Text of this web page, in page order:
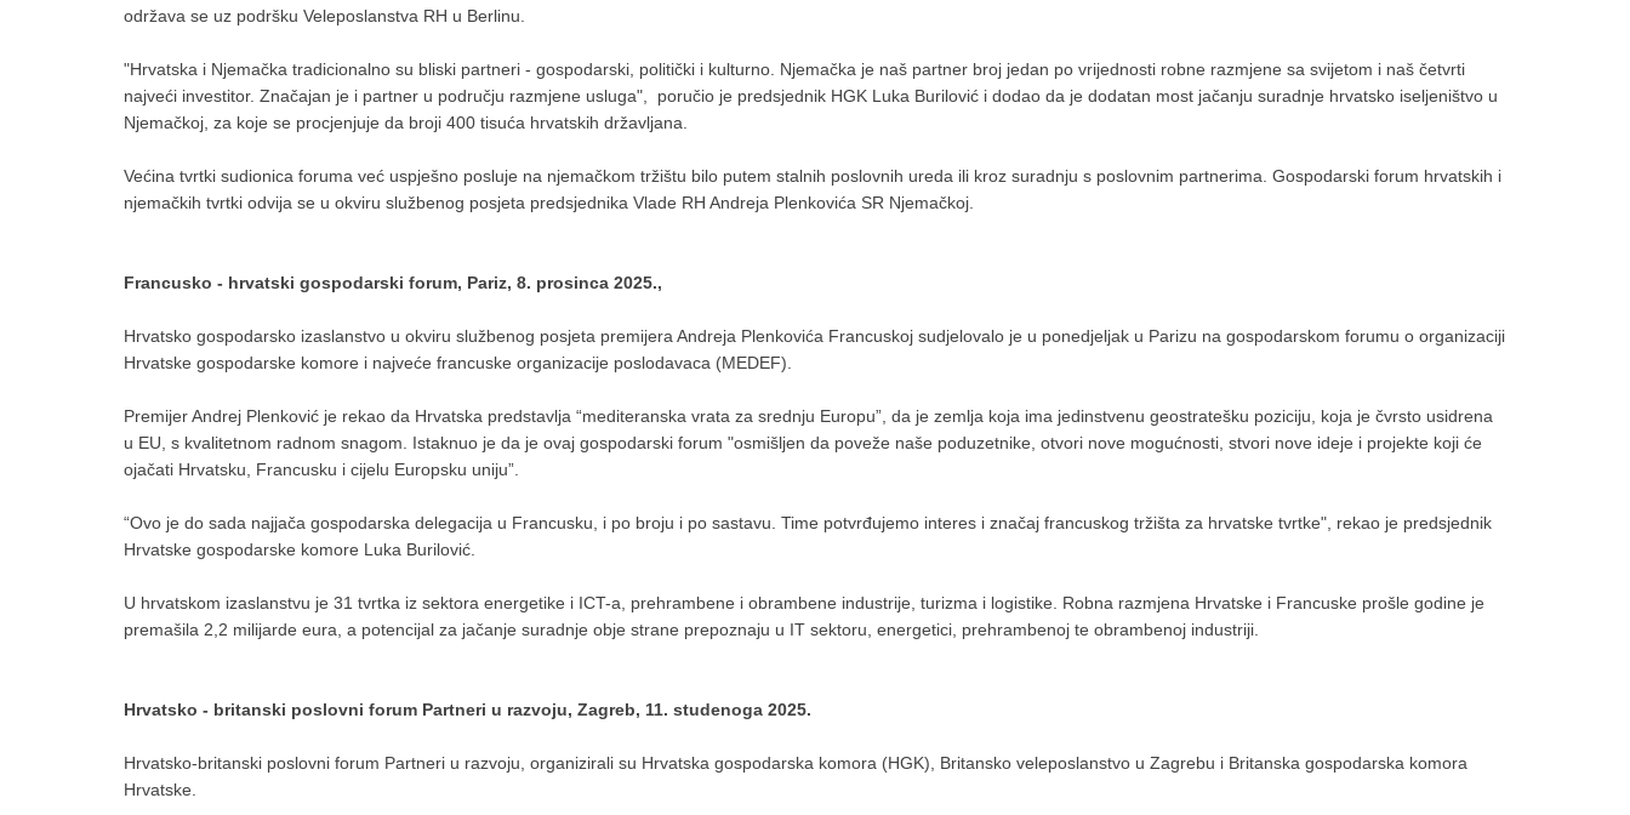
održava se uz podršku Veleposlanstva RH u Berlinu.
"Hrvatska i Njemačka tradicionalno su bliski partneri - gospodarski, politički i kulturno. Njemačka je naš partner broj jedan po vrijednosti robne razmjene sa svijetom i naš četvrti
najveći investitor. Značajan je i partner u području razmjene usluga", poručio je predsjednik HGK Luka Burilović i dodao da je dodatan most jačanju suradnje hrvatsko iseljeništvo u
Njemačkoj, za koje se procjenjuje da broji 400 tisuća hrvatskih državljana.
Većina tvrtki sudionica foruma već uspješno posluje na njemačkom tržištu bilo putem stalnih poslovnih ureda ili kroz suradnju s poslovnim partnerima. Gospodarski forum hrvatskih i
njemačkih tvrtki odvija se u okviru službenog posjeta predsjednika Vlade RH Andreja Plenkovića SR Njemačkoj.
Francusko - hrvatski gospodarski forum, Pariz, 8. prosinca 2025.,
Hrvatsko gospodarsko izaslanstvo u okviru službenog posjeta premijera Andreja Plenkovića Francuskoj sudjelovalo je u ponedjeljak u Parizu na gospodarskom forumu o organizaciji
Hrvatske gospodarske komore i najveće francuske organizacije poslodavaca (MEDEF).
Premijer Andrej Plenković je rekao da Hrvatska predstavlja “mediteranska vrata za srednju Europu”, da je zemlja koja ima jedinstvenu geostratešku poziciju, koja je čvrsto usidrena
u EU, s kvalitetnom radnom snagom. Istaknuo je da je ovaj gospodarski forum "osmišljen da poveže naše poduzetnike, otvori nove mogućnosti, stvori nove ideje i projekte koji će
ojačati Hrvatsku, Francusku i cijelu Europsku uniju”.
“Ovo je do sada najjača gospodarska delegacija u Francusku, i po broju i po sastavu. Time potvrđujemo interes i značaj francuskog tržišta za hrvatske tvrtke", rekao je predsjednik
Hrvatske gospodarske komore Luka Burilović.
U hrvatskom izaslanstvu je 31 tvrtka iz sektora energetike i ICT-a, prehrambene i obrambene industrije, turizma i logistike. Robna razmjena Hrvatske i Francuske prošle godine je
premašila 2,2 milijarde eura, a potencijal za jačanje suradnje obje strane prepoznaju u IT sektoru, energetici, prehrambenoj te obrambenoj industriji.
Hrvatsko - britanski poslovni forum Partneri u razvoju, Zagreb, 11. studenoga 2025.
Hrvatsko-britanski poslovni forum Partneri u razvoju, organizirali su Hrvatska gospodarska komora (HGK), Britansko veleposlanstvo u Zagrebu i Britanska gospodarska komora
Hrvatske.